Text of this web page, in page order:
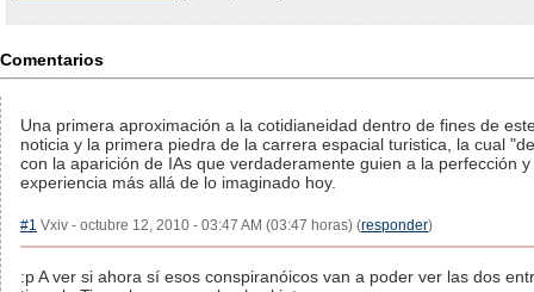
Comentarios
Una primera aproximación a la cotidianeidad dentro de fines de
noticia y la primera piedra de la carrera espacial turistica, la cual
con la aparición de IAs que verdaderamente guien a la perfección
experiencia más allá de lo imaginado hoy.
#1 Vxiv - octubre 12, 2010 - 03:47 AM (03:47 horas) (responder)
:p A ver si ahora sí esos conspiranóicos van a poder ver las dos